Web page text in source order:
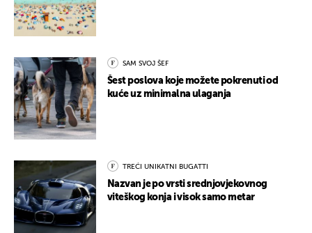
SAM SVOJ ŠEF
Šest poslova koje možete pokrenuti od
kuće uz minimalna ulaganja
TREĆI UNIKATNI BUGATTI
Nazvan je po vrsti srednjovjekovnog
viteškog konja i visok samo metar